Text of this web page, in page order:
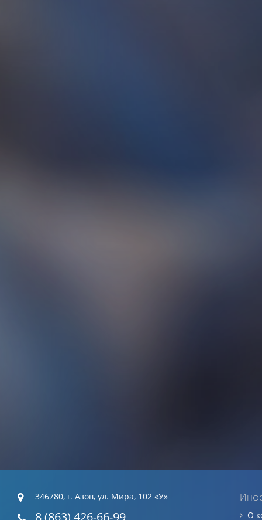
346780, г. Азов, ул. Мира, 102 «У»
8 (863) 426-66-99 О